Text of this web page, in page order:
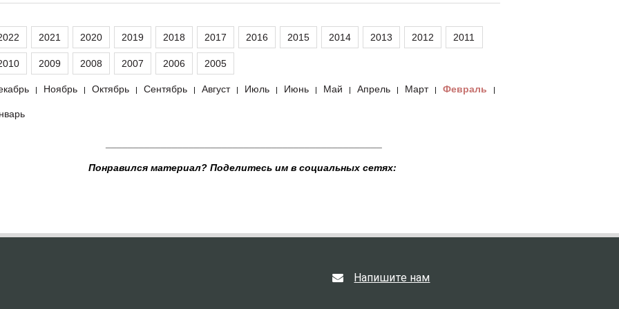
2021 2020 2019 2018 2017 2016 2015 2014 2013 2012 2011
2009 2008 2007 2006 2005
| Ноябрь | Октябрь | Сентябрь | Август | Июль | Июнь | Май | Апрель | Март | Февраль |
Понравился материал? Поделитесь им в социальных сетях:
Напишите нам